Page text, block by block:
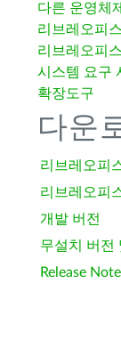
다른 운영체
리브레오피
리브레오피
시스템 요구
확장도구
다운
리브레오피
리브레오피
개발 버전
무설치 버전
Release